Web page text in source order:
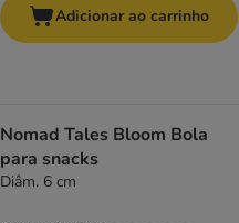
Adicionar ao carrinho
Nomad Tales Bloom Bola
para snacks
Diâm. 6 cm